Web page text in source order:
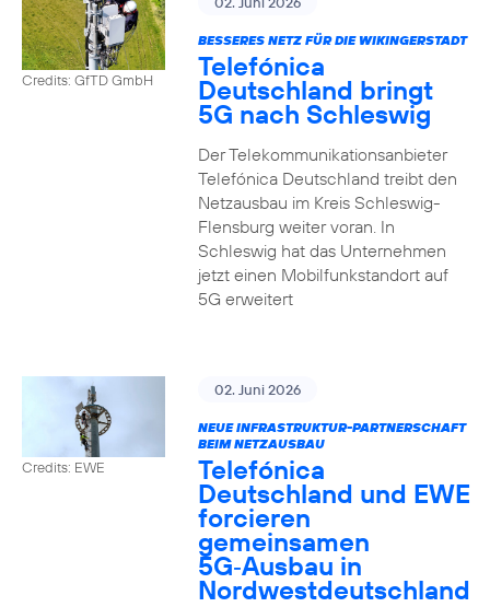
Credits: GfTD GmbH
BESSERES NETZ FÜR DIE WIKINGERSTADT
Telefónica
Deutschland bringt
5G nach Schleswig
Der Telekommunikationsanbieter
Telefónica Deutschland treibt den
Netzausbau im Kreis Schleswig-
Flensburg weiter voran. In
Schleswig hat das Unternehmen
jetzt einen Mobilfunkstandort auf
5G erweitert
Credits: EWE
02. Juni 2026
NEUE INFRASTRUKTUR-PARTNERSCHAFT
BEIM NETZAUSBAU
Telefónica
Deutschland und EWE
forcieren
gemeinsamen
5G‑Ausbau in
Nordwestdeutschland